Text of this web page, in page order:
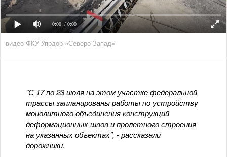
0:00 / 0:00
видео ФКУ Упрдор «Северо-Запад»
"С 17 по 23 июля на этом участке федеральной
трассы запланированы работы по устройству
монолитного объединения конструкций
деформационных швов и пролетного строения
на указанных объектах", - рассказали
дорожники.